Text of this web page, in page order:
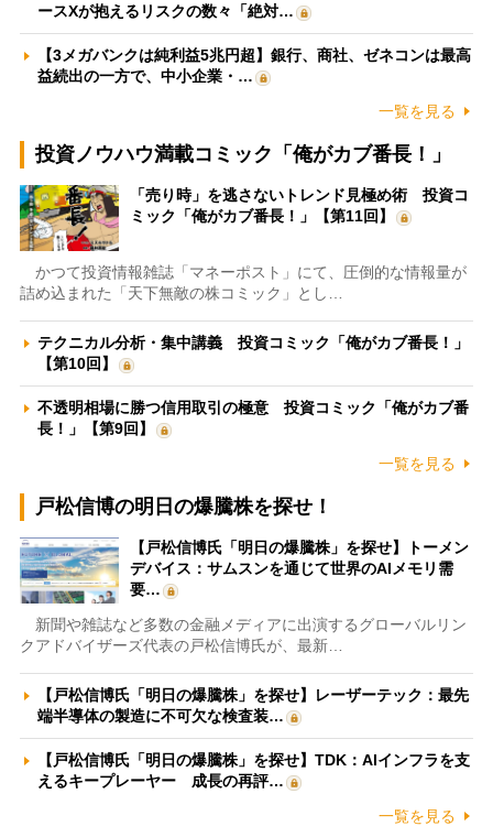
ースXが抱えるリスクの数々「絶対…
【3メガバンクは純利益5兆円超】銀行、商社、ゼネコンは最高
益続出の一方で、中小企業・…
一覧を見る
投資ノウハウ満載コミック「俺がカブ番長！」
「売り時」を逃さないトレンド見極め術 投資コ
ミック「俺がカブ番長！」【第11回】
かつて投資情報雑誌「マネーポスト」にて、圧倒的な情報量が
詰め込まれた「天下無敵の株コミック」とし…
テクニカル分析・集中講義 投資コミック「俺がカブ番長！」
【第10回】
不透明相場に勝つ信用取引の極意 投資コミック「俺がカブ番
長！」【第9回】
一覧を見る
戸松信博の明日の爆騰株を探せ！
【戸松信博氏「明日の爆騰株」を探せ】トーメン
デバイス：サムスンを通じて世界のAIメモリ需
要…
新聞や雑誌など多数の金融メディアに出演するグローバルリン
クアドバイザーズ代表の戸松信博氏が、最新…
【戸松信博氏「明日の爆騰株」を探せ】レーザーテック：最先
端半導体の製造に不可欠な検査装…
【戸松信博氏「明日の爆騰株」を探せ】TDK：AIインフラを支
えるキープレーヤー 成長の再評…
一覧を見る